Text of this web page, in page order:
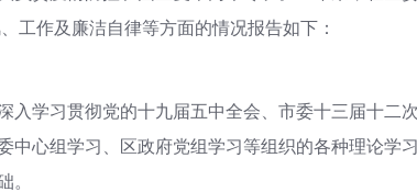
工作及廉洁自律等方面的情况报告如下：
学习贯彻党的十九届五中全会、市委十三届十二
心组学习、区政府党组学习等组织的各种理论学
。